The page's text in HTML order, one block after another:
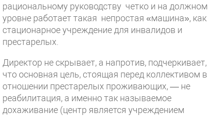
рациональному руководству четко и на должном
уровне работает такая непростая «машина», как
стационарное учреждение для инвалидов и
престарелых.
Директор не скрывает, а напротив, подчеркивает,
что основная цель, стоящая перед коллективом в
отношении престарелых проживающих, — не
реабилитация, а именно так называемое
дохаживание (центр является учреждением